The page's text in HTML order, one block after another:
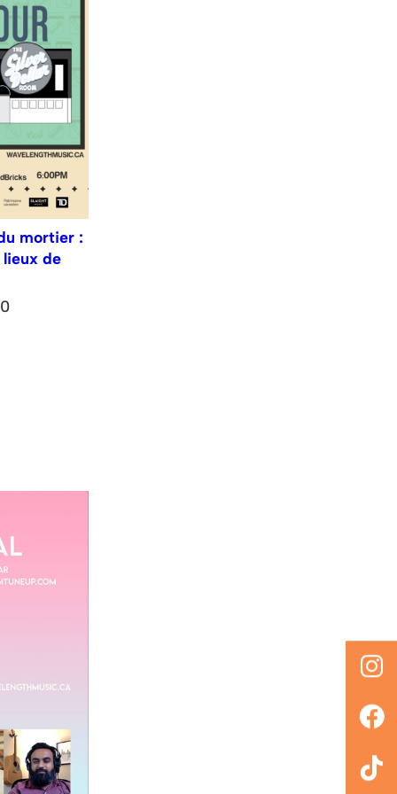
mortier :
de